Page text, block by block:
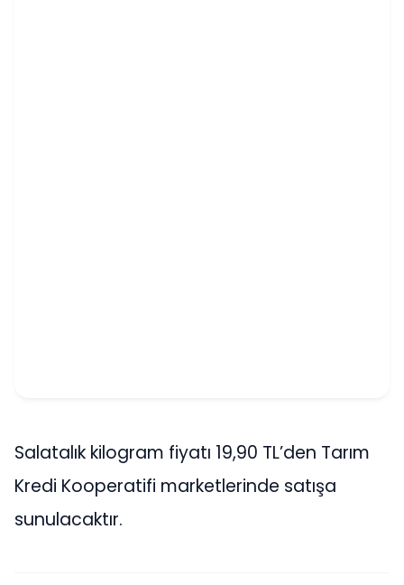
Salatalık kilogram fiyatı 19,90 TL’den Tarım
Kredi Kooperatifi marketlerinde satışa
sunulacaktır.